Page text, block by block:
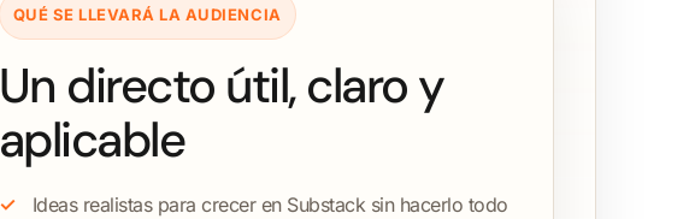
QUÉ SE LLEVARÁ LA AUDIENCIA
Un directo útil, claro y
aplicable
Ideas realistas para crecer en Substack sin hacerlo todo